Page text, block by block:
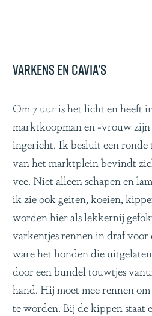
Varkens en cavia’s
Om 7 uur is het licht en heeft
marktkoopman en -vrouw zijn
ingericht. Ik besluit een ronde
van het marktplein bevindt
vee. Niet alleen schapen en
ik zie ook geiten, koeien,
worden hier als lekkernij
varkentjes rennen in draf
ware het honden die
door een bundel touwtjes
hand. Hij moet mee rennen
te worden. Bij de kippen staat